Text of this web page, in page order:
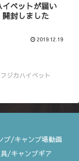
イペットが届い
開封しました
2019.12.19
フジカハイペット
プ/キャンプ場動画
/キャンプギア